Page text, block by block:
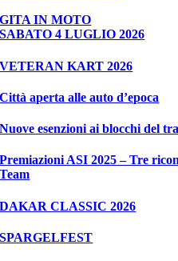
GITA IN MOTO
SABATO 4 LUGLIO 2026
VETERAN KART 2026
Città aperta alle auto d’epoca
Nuove esenzioni ai blocchi del
Premiazioni ASI 2025 – Tre
Team
DAKAR CLASSIC 2026
SPARGELFEST